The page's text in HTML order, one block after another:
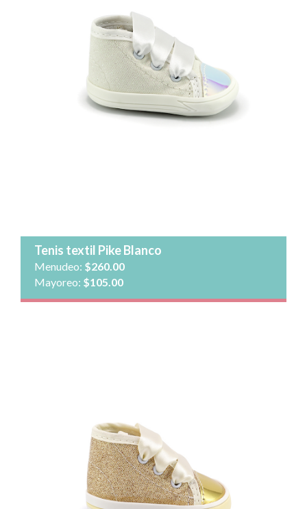
Tenis textil Pike Blanco
Menudeo: $260.00
Mayoreo: $105.00
Talla:
Cantidad:
Talla: